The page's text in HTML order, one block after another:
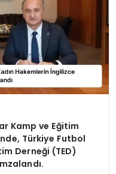
Kamp ve Eğitim
Türkiye Futbol
Derneği (TED)